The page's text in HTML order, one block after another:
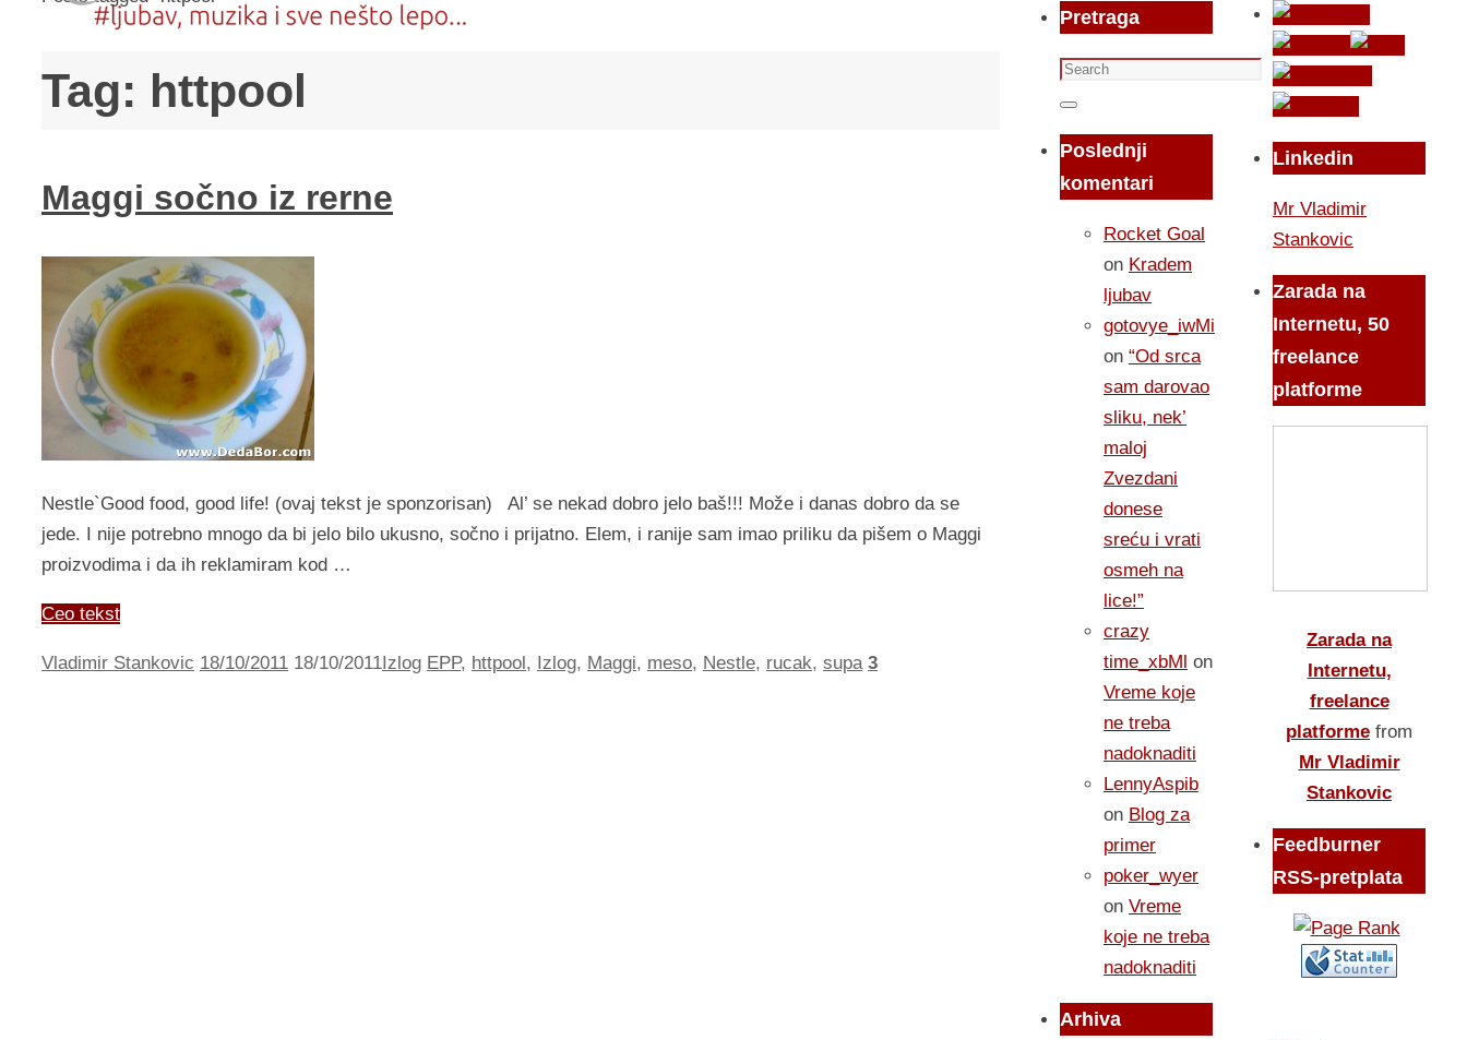
Tag: httpool
Maggi sočno iz rerne
Nestle`Good food, good life! (ovaj tekst je sponzorisan) Al’ se nekad dobro jelo baš!!! Može i danas dobro da se
jede. I nije potrebno mnogo da bi jelo bilo ukusno, sočno i prijatno. Elem, i ranije sam imao priliku da pišem o Maggi
proizvodima i da ih reklamiram kod …
Ceo tekst
Vladimir Stankovic 18/10/2011 18/10/2011 Izlog EPP, httpool , Izlog, Maggi, meso, Nestle, rucak, supa 3
Pretraga
Search
for:
Search
Poslednji
komentari
Rocket Goal
on Kradem
ljubav
gotovye_iwMi
on “Od srca
sam darovao
sliku, nek’
maloj
Zvezdani
donese
sreću i vrati
osmeh na
lice!”
crazy
time_xbMl on
Vreme koje
ne treba
nadoknaditi
LennyAspib
on Blog za
primer
poker_wyer
on Vreme
koje ne treba
nadoknaditi
Arhiva
Linkedin
Mr Vladimir
Stankovic
Zarada na
Internetu, 50
freelance
platforme
Zarada na
Internetu,
freelance
platforme from
Mr Vladimir
Stankovic
Feedburner
RSS-pretplata